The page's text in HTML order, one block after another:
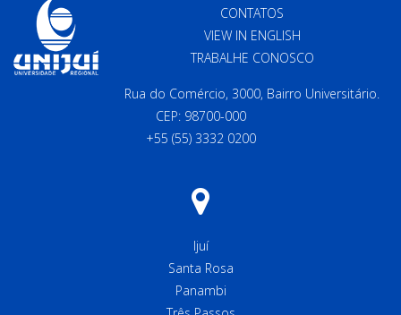
CONTATOS
VIEW IN ENGLISH
TRABALHE CONOSCO
Rua do Comércio, 3000, Bairro Universitário.
CEP: 98700-000
+55 (55) 3332 0200
Ijuí
Santa Rosa
Panambi